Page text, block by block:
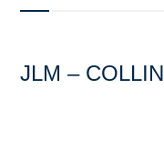
JLM – COLLIN